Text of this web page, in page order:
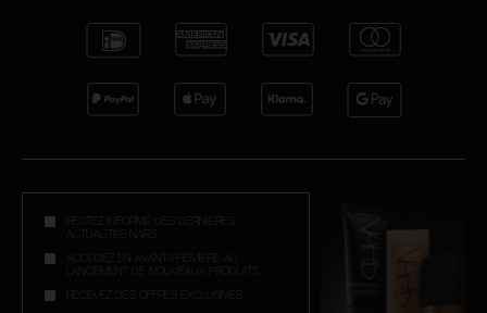
RESTEZ INFORMÉ DES DERNIÈRES
ACTUALITÉS NARS
ACCÉDEZ EN AVANT-PREMIÈRE AU
LANCEMENT DE NOUVEAUX PRODUITS
RECEVEZ DES OFFRES EXCLUSIVES